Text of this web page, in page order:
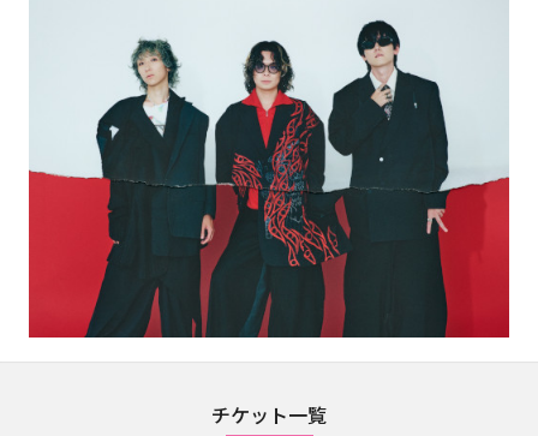
チケット一覧